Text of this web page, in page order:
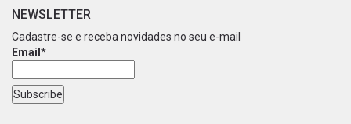
NEWSLETTER
Cadastre-se e receba novidades no seu e-mail
Email*